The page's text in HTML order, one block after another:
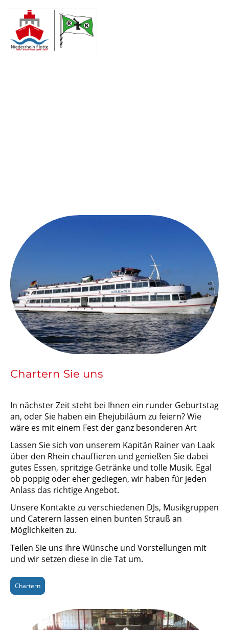
Chartern Sie uns
In nächster Zeit steht bei Ihnen ein runder Geburtstag
an, oder Sie haben ein Ehejubiläum zu feiern? Wie
wäre es mit einem Fest der ganz besonderen Art
Lassen Sie sich von unserem Kapitän Rainer van Laak
über den Rhein chauffieren und genießen Sie dabei
gutes Essen, spritzige Getränke und tolle Musik. Egal
ob poppig oder eher gediegen, wir haben für jeden
Anlass das richtige Angebot.
Unsere Kontakte zu verschiedenen DJs, Musikgruppen
und Caterern lassen einen bunten Strauß an
Möglichkeiten zu.
Teilen Sie uns Ihre Wünsche und Vorstellungen mit
und wir setzen diese in die Tat um.
Chartern